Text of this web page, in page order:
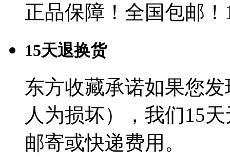
正品保障！全国包邮
15天退换货
东方收藏承诺如果您
人为损坏），我们15
邮寄或快递费用。